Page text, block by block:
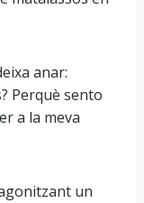
anar:
Perquè sento
a la meva
un